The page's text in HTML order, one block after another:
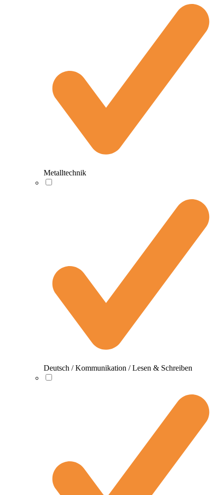
Metalltechnik
Deutsch / Kommunikation / Lesen & Schreiben